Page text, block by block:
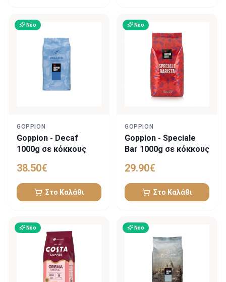
Νέο
GOPPION
Goppion - Decaf
1000g σε κόκκους
38.50€
Στο Καλάθι
Νέο
GOPPION
Goppion - Speciale
Bar 1000g σε κόκκους
29.90€
Στο Καλάθι
Νέο Νέο